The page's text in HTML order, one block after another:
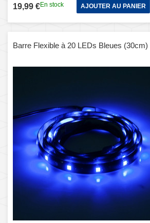
19,99 €En stock AJOUTER AU PANIER
Barre Flexible à 20 LEDs Bleues (30cm)